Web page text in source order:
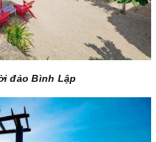
đảo Bình Lập